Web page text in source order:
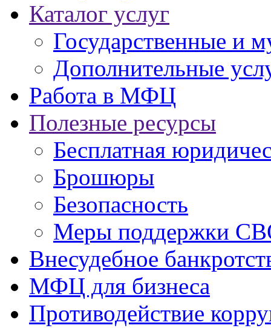
Каталог услуг
Государственные и
Дополнительные
Работа в МФЦ
Полезные ресурсы
Бесплатная
Брошюры
Безопасность
Меры поддержки
Внесудебное
МФЦ для бизнеса
Противодействие